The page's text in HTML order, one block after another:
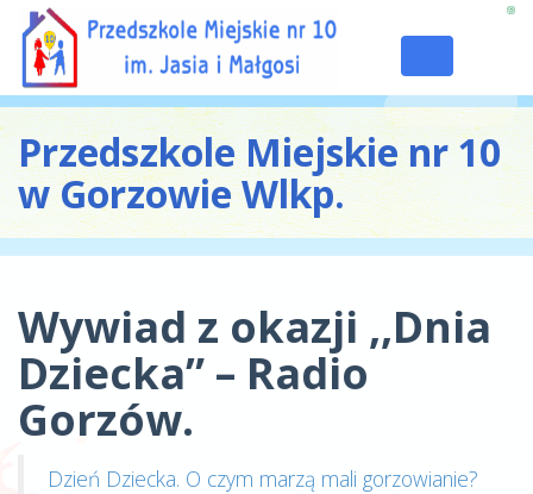
navigation
Przedszkole Miejskie nr 10
w Gorzowie Wlkp.
Wywiad z okazji ,,Dnia
Dziecka” – Radio
Gorzów.
Dzień Dziecka. O czym marzą mali gorzowianie?